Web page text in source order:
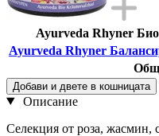
Ayurveda Rhyner Био
Ayurveda Rhyner
Добави и двете в кошницата
Описание
Селекция от роза, жасмин,